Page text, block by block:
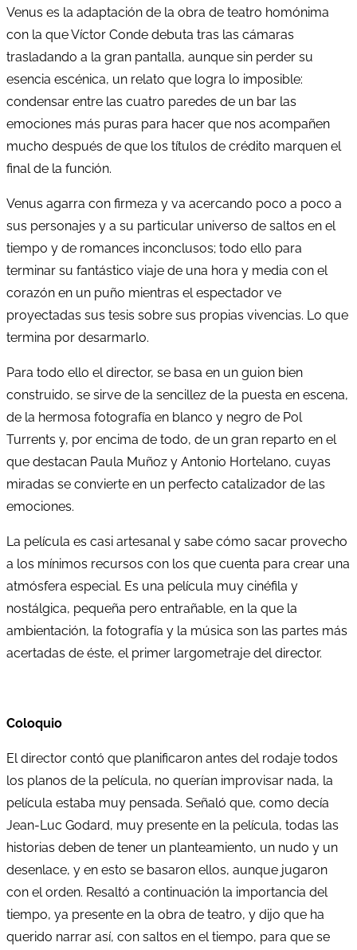
Venus es la adaptación de la obra de teatro homónima
con la que Víctor Conde debuta tras las cámaras
trasladando a la gran pantalla, aunque sin perder su
esencia escénica, un relato que logra lo imposible:
condensar entre las cuatro paredes de un bar las
emociones más puras para hacer que nos acompañen
mucho después de que los títulos de crédito marquen el
final de la función.
Venus agarra con firmeza y va acercando poco a poco a
sus personajes y a su particular universo de saltos en el
tiempo y de romances inconclusos; todo ello para
terminar su fantástico viaje de una hora y media con el
corazón en un puño mientras el espectador ve
proyectadas sus tesis sobre sus propias vivencias. Lo que
termina por desarmarlo.
Para todo ello el director, se basa en un guion bien
construido, se sirve de la sencillez de la puesta en escena,
de la hermosa fotografía en blanco y negro de Pol
Turrents y, por encima de todo, de un gran reparto en el
que destacan Paula Muñoz y Antonio Hortelano, cuyas
miradas se convierte en un perfecto catalizador de las
emociones.
La película es casi artesanal y sabe cómo sacar provecho
a los mínimos recursos con los que cuenta para crear una
atmósfera especial. Es una película muy cinéfila y
nostálgica, pequeña pero entrañable, en la que la
ambientación, la fotografía y la música son las partes más
acertadas de éste, el primer largometraje del director.
Coloquio
El director contó que planificaron antes del rodaje todos
los planos de la película, no querían improvisar nada, la
película estaba muy pensada. Señaló que, como decía
Jean-Luc Godard, muy presente en la película, todas las
historias deben de tener un planteamiento, un nudo y un
desenlace, y en esto se basaron ellos, aunque jugaron
con el orden. Resaltó a continuación la importancia del
tiempo, ya presente en la obra de teatro, y dijo que ha
querido narrar así, con saltos en el tiempo, para que se